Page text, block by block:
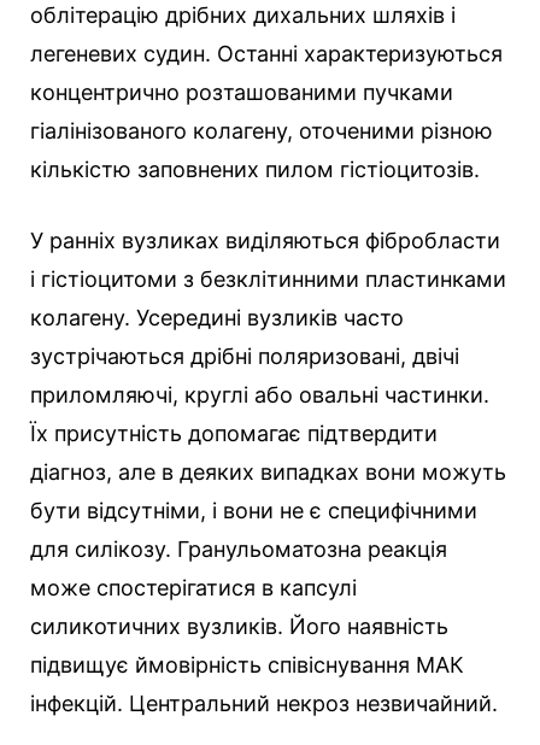
облітерацію дрібних дихальних шляхів і
легеневих судин. Останні характеризуються
концентрично розташованими пучками
гіалінізованого колагену, оточеними різною
кількістю заповнених пилом гістіоцитозів.
У ранніх вузликах виділяються фібробласти
і гістіоцитоми з безклітинними пластинками
колагену. Усередині вузликів часто
зустрічаються дрібні поляризовані, двічі
приломляючі, круглі або овальні частинки.
Їх присутність допомагає підтвердити
діагноз, але в деяких випадках вони можуть
бути відсутніми, і вони не є специфічними
для силікозу. Гранульоматозна реакція
може спостерігатися в капсулі
силикотичних вузликів. Його наявність
підвищує ймовірність співіснування МАК
інфекцій. Центральний некроз незвичайний.